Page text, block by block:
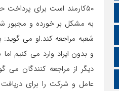
اپلیکیشن سایت۵۰کارمند است برای
به مشکل بر خورده و
شعبه مراجعه کند.او می گوید:
و بدون ایراد وارد می کنیم
دیگر از مراجعه کنندگان می
عامل و شرکت را برای